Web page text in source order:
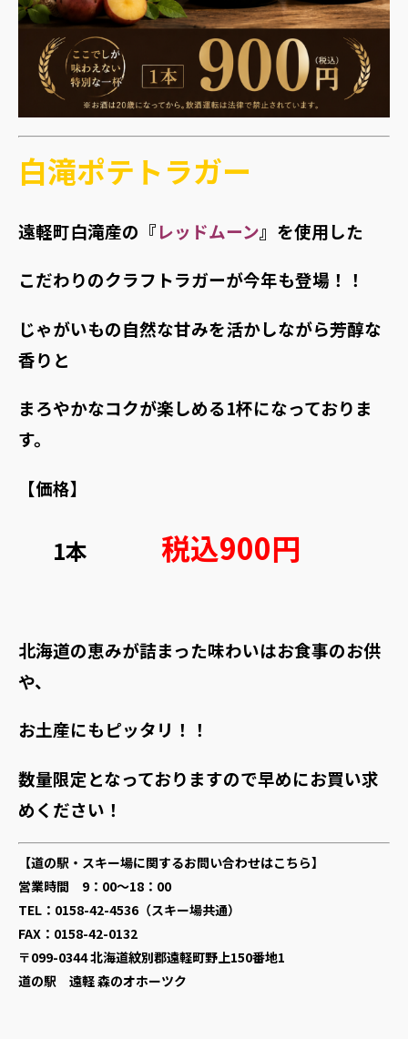
白滝ポテトラガー
遠軽町白滝産の『レッドムーン』を使用した
こだわりのクラフトラガーが今年も登場！！
じゃがいもの自然な甘みを活かしながら芳醇な
香りと
まろやかなコクが楽しめる1杯になっておりま
す。
【価格】
1本 税込900円
北海道の恵みが詰まった味わいはお食事のお供
や、
お土産にもピッタリ！！
数量限定となっておりますので早めにお買い求
めください！
【道の駅・スキー場に関するお問い合わせはこちら】
営業時間 9：00～18：00
TEL：0158-42-4536（スキー場共通）
FAX：0158-42-0132
〒099-0344 北海道紋別郡遠軽町野上150番地1
道の駅 遠軽 森のオホーツク